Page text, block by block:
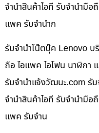
จำนำสินค้าไอที รับจำนำมือ
แพค รับจำนำก
รับจำนำโน๊ตบุ๊ค Lenovo บ
ถือ ไอแพค ไอโฟน นาฬิกา
รับจํานําแจ้งวัฒนะ.com รั
จำนำสินค้าไอที รับจำนำมือ
แพค รับจำน